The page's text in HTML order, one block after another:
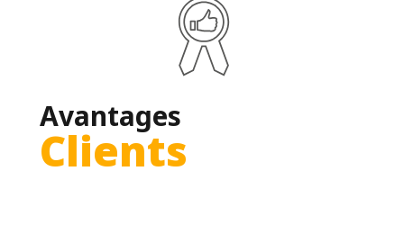
Avantages
Clients